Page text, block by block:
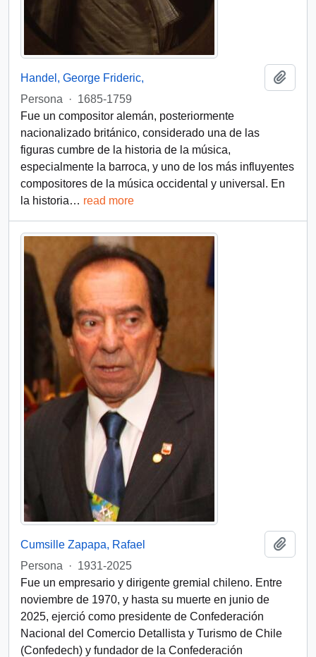
Handel, George Frideric,
Persona
· 1685-1759
Fue un compositor alemán, posteriormente
nacionalizado británico, considerado una de las
figuras cumbre de la historia de la música,
especialmente la barroca, y uno de los más influyentes
compositores de la música occidental y universal.​ En
la historia… read more
Cumsille Zapapa, Rafael
Persona
· 1931-2025
Fue un empresario y dirigente gremial chileno. Entre
noviembre de 1970, y hasta su muerte en junio de
2025, ejerció como presidente de Confederación
Nacional del Comercio Detallista y Turismo de Chile
(Confedech) y fundador de la Confederación